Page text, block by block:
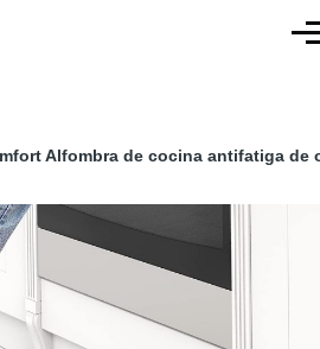
Alfombra de cocina antifatiga de